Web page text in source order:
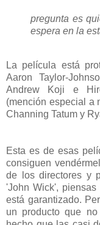
pregunta es
espera en la
La película está
Aaron Taylor-
Andrew Koji e
(mención especial a
Channing Tatum y
Esta es de esas
consiguen
de los directores y
'John Wick',
está garantizado.
un producto que